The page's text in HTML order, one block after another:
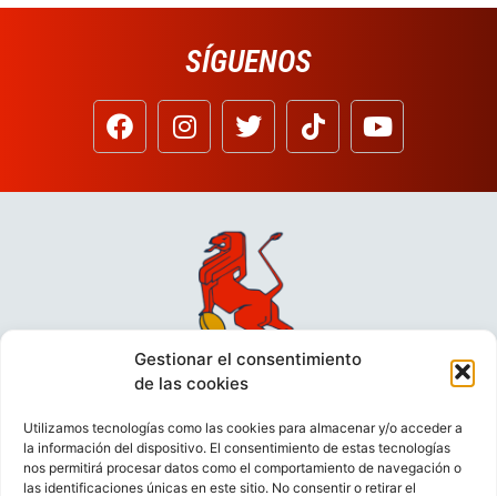
Gestionar el consentimiento
de las cookies
Utilizamos tecnologías como las cookies para almacenar y/o acceder a
la información del dispositivo. El consentimiento de estas tecnologías
nos permitirá procesar datos como el comportamiento de navegación o
las identificaciones únicas en este sitio. No consentir o retirar el
SÍGUENOS